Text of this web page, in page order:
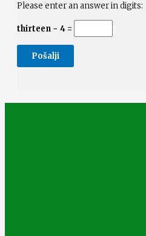
Please enter an answer in digits:
thirteen − 4 =